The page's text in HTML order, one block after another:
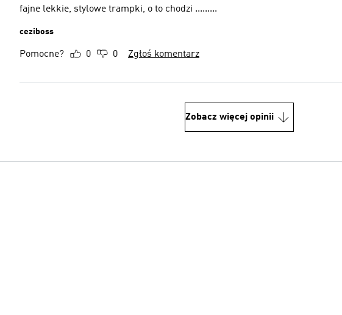
fajne lekkie, stylowe trampki, o to chodzi .........
ceziboss
Pomocne? 0 0 Zgłoś komentarz
Zobacz więcej opinii